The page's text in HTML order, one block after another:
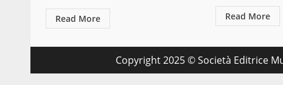
Read More Read More
Copyright 2025 © Società Editrice